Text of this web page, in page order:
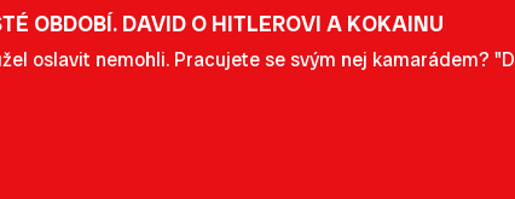
OBDOBÍ. DAVID O HITLEROVI A KOKAINU
oslavit nemohli. Pracujete se svým nej kamarádem?